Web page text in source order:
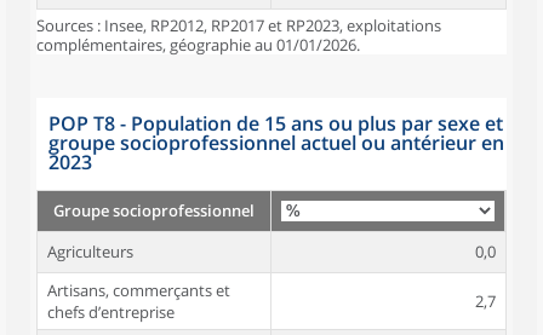
Sources : Insee, RP2012, RP2017 et RP2023, exploitations
complémentaires, géographie au 01/01/2026.
POP T8 - Population de 15 ans ou plus par sexe et
groupe socioprofessionnel actuel ou antérieur en
2023
Groupe socioprofessionnel
Agriculteurs
0,0
Artisans, commerçants et
chefs d’entreprise
2,7